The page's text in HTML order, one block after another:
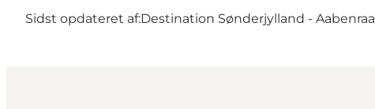
Sidst opdateret af:Destination Sønderjylland - Aabenraa